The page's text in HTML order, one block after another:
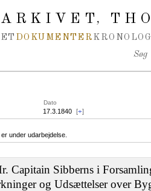
ARKIVET,
DOKUMENTER
Søg
Dato
17.3.1840 [+]
under udarbejdelse.
Capitain Sibberns i
og Udsættelser over